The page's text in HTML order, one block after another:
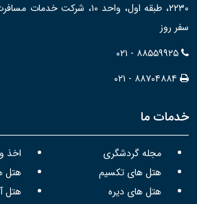
۲۲۳۰، طبقه اول، واحد ۱۰،
سفر روز
۰۲۱ - ۸۸۵۵۹۹۲۵
۰۲۱ - ۸۸۷۰۴۸۸۴
خدمات ما
مجله گردشگری
اخذ
هتل های تکسیم
هتل
هتل های دیره
هتل